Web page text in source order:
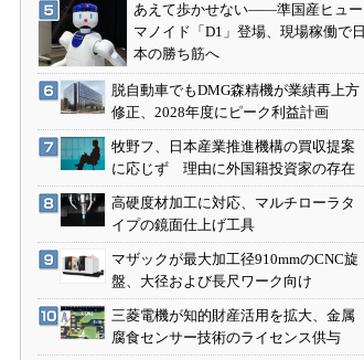
あえて歩かせない――準国産ヒュー
マノイド「D1」登場、現場稼働で日
本の勝ち筋へ
脱自動車でもDMG森精機が業績再上方
修正、2028年度にピーク利益計画
牧野フ、日本産業推進機構の買収提案
に応じず 理由に外国籍投資家の存在
高硬度材加工に対応、マルチローラタ
イプの鏡面仕上げ工具
マザックが最大加工径910mmのCNC旋
盤、大径および長尺ワーク向け
三菱電機が知的財産活用を拡大、金属
腐食センサー技術のライセンス供与